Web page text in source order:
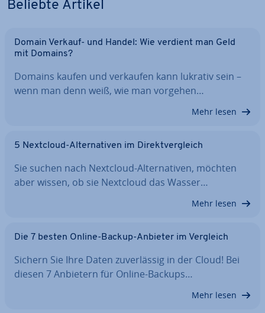
Beliebte Artikel
Domain Verkauf- und Handel: Wie verdient man Geld
mit Domains?
Domains kaufen und verkaufen kann lukrativ sein –
wenn man denn weiß, wie man vorgehen…
Mehr lesen
5 Nextcloud-Al­ter­na­ti­ven im Di­rekt­ver­gleich
Sie suchen nach Nextcloud-Al­ter­na­ti­ven, möchten
aber wissen, ob sie Nextcloud das Wasser…
Mehr lesen
Die 7 besten Online-Backup-Anbieter im Vergleich
Sichern Sie Ihre Daten zu­ver­läs­sig in der Cloud! Bei
diesen 7 Anbietern für Online-Backups…
Mehr lesen